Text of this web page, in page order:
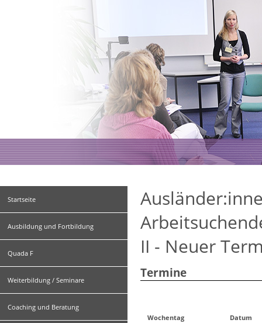
Startseite
Ausbildung und Fortbildung
Quada F
Weiterbildung / Seminare
Coaching und Beratung
II - Neuer
Termine
Wochentag Datum